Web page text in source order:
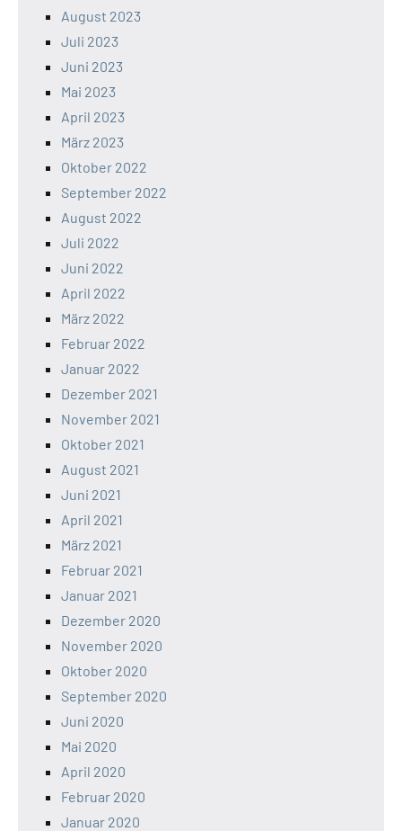
August 2023
Juli 2023
Juni 2023
Mai 2023
April 2023
März 2023
Oktober 2022
September 2022
August 2022
Juli 2022
Juni 2022
April 2022
März 2022
Februar 2022
Januar 2022
Dezember 2021
November 2021
Oktober 2021
August 2021
Juni 2021
April 2021
März 2021
Februar 2021
Januar 2021
Dezember 2020
November 2020
Oktober 2020
September 2020
Juni 2020
Mai 2020
April 2020
Februar 2020
Januar 2020